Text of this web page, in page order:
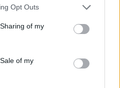
app uses one or more Google
behaviour. You may click to
and its third-party tags to
purposes in below Google
Opt Outs
of my
of myúj Bicske Kelet